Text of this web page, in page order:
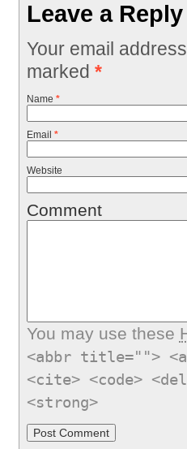
Leave a Reply
Your email
marked *
Name *
Email *
Website
Comment
You may use these
<abbr title="">
<cite> <code>
<strong>